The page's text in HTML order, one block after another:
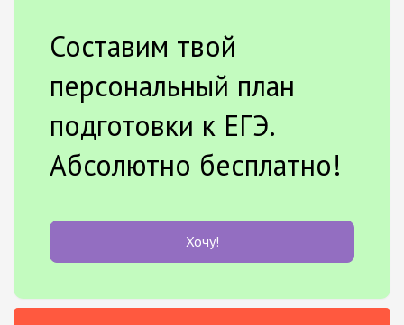
Составим твой
персональный план
подготовки к ЕГЭ.
Абсолютно бесплатно!
Хочу!